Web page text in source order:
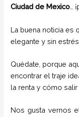
Ciudad de Mexico …
La buena noticia es
elegante y sin estrés.
Quédate, porque
encontrar el traje
la renta y cómo
Nos gusta vernos